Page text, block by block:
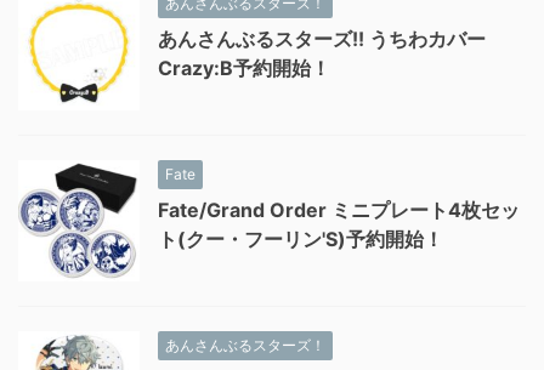
あんさんぶるスターズ!! うちわカバー
Crazy:B予約開始！
Fate
Fate/Grand Order ミニプレート4枚セッ
ト(クー・フーリン'S)予約開始！
あんさんぶるスターズ！